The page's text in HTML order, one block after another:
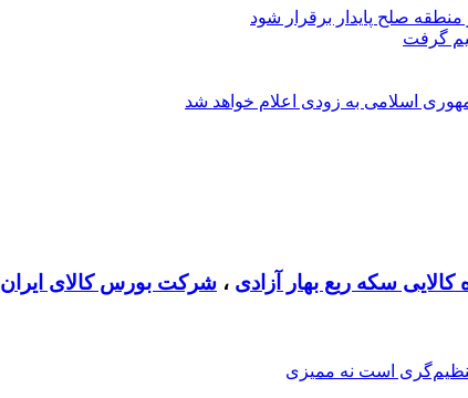
منطقه صلح پایدار برقرار شود
گرفت
اسلامی به زودی اعلام خواهد شد
سکه ربع بهار آزادی ، شرکت بورس کالای ایران
است نه ممیزی